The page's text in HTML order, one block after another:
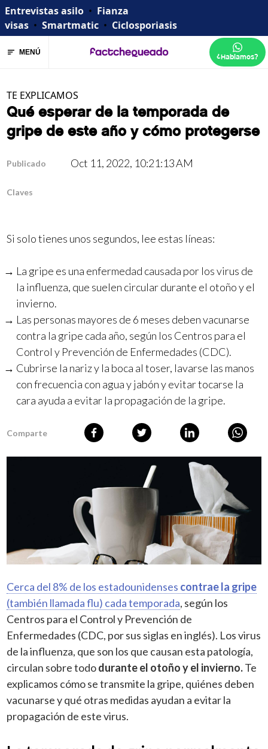
Entrevistas asilo • Fianza
visas • Smartmatic • Ciclosporiasis
MENÚ ¿Hablamos?
TE EXPLICAMOS
Qué esperar de la temporada de
gripe de este año y cómo protegerse
Publicado Oct 11, 2022, 10:21:13 AM
Claves
Si solo tienes unos segundos, lee estas líneas:
La gripe es una enfermedad causada por los virus de
la influenza, que suelen circular durante el otoño y el
invierno.
Las personas mayores de 6 meses deben vacunarse
contra la gripe cada año, según los Centros para el
Control y Prevención de Enfermedades (CDC).
Cubrirse la nariz y la boca al toser, lavarse las manos
con frecuencia con agua y jabón y evitar tocarse la
cara ayuda a evitar la propagación de la gripe.
Comparte
Cerca del 8% de los estadounidenses contrae la gripe
(también llamada flu) cada temporada, según los
Centros para el Control y Prevención de
Enfermedades (CDC, por sus siglas en inglés). Los virus
de la influenza, que son los que causan esta patología,
circulan sobre tododurante el otoño y el invierno.Te
explicamos cómo se transmite la gripe, quiénes deben
vacunarse y qué otras medidas ayudan a evitar la
propagación de este virus.